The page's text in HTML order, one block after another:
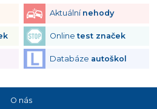
Aktuální nehody
Onlinetest značek
Databáze autoškol
O nás